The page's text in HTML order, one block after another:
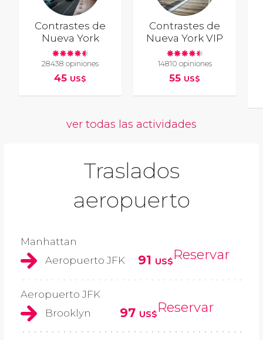
Contrastes de
Nueva York
28438 opiniones
45 US$
Contrastes de
Nueva York VIP
14810 opiniones
55 US$
ver todas las actividades
Traslados
aeropuerto
Manhattan
Aeropuerto JFK
91 US$Reservar
Aeropuerto JFK
Brooklyn
97 US$Reservar